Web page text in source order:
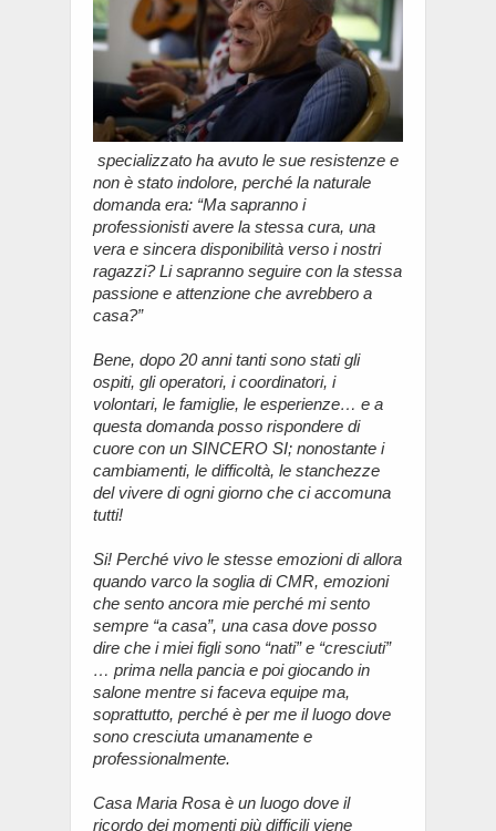
specializzato ha avuto le sue resistenze e
non è stato indolore, perché la naturale
domanda era: “Ma sapranno i
professionisti avere la stessa cura, una
vera e sincera disponibilità verso i nostri
ragazzi? Li sapranno seguire con la stessa
passione e attenzione che avrebbero a
casa?”
Bene, dopo 20 anni tanti sono stati gli
ospiti, gli operatori, i coordinatori, i
volontari, le famiglie, le esperienze… e a
questa domanda posso rispondere di
cuore con un SINCERO SI; nonostante i
cambiamenti, le difficoltà, le stanchezze
del vivere di ogni giorno che ci accomuna
tutti!
Si! Perché vivo le stesse emozioni di allora
quando varco la soglia di CMR, emozioni
che sento ancora mie perché mi sento
sempre “a casa”, una casa dove posso
dire che i miei figli sono “nati” e “cresciuti”
… prima nella pancia e poi giocando in
salone mentre si faceva equipe ma,
soprattutto, perché è per me il luogo dove
sono cresciuta umanamente e
professionalmente.
Casa Maria Rosa è un luogo dove il
ricordo dei momenti più difficili viene